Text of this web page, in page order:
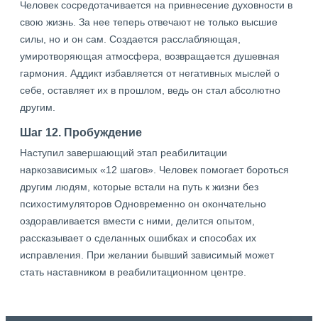
Человек сосредотачивается на привнесение духовности в
свою жизнь. За нее теперь отвечают не только высшие
силы, но и он сам. Создается расслабляющая,
умиротворяющая атмосфера, возвращается душевная
гармония. Аддикт избавляется от негативных мыслей о
себе, оставляет их в прошлом, ведь он стал абсолютно
другим.
Шаг 12. Пробуждение
Наступил завершающий этап реабилитации
наркозависимых «12 шагов». Человек помогает бороться
другим людям, которые встали на путь к жизни без
психостимуляторов Одновременно он окончательно
оздоравливается вмести с ними, делится опытом,
рассказывает о сделанных ошибках и способах их
исправления. При желании бывший зависимый может
стать наставником в реабилитационном центре.